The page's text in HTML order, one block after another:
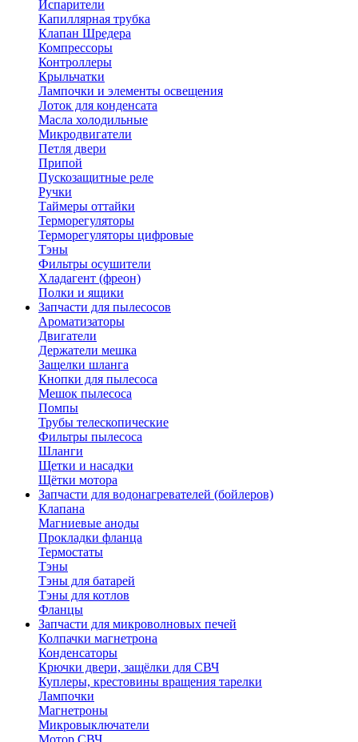
Испарители
Капиллярная трубка
Клапан Шредера
Компрессоры
Контроллеры
Крыльчатки
Лампочки и элементы освещения
Лоток для конденсата
Масла холодильные
Микродвигатели
Петля двери
Припой
Пускозащитные реле
Ручки
Таймеры оттайки
Терморегуляторы
Терморегуляторы цифровые
Тэны
Фильтры осушители
Хладагент (фреон)
Полки и ящики
Запчасти для пылесосов
Ароматизаторы
Двигатели
Держатели мешка
Защелки шланга
Кнопки для пылесоса
Мешок пылесоса
Помпы
Трубы телескопические
Фильтры пылесоса
Шланги
Щетки и насадки
Щётки мотора
Запчасти для водонагревателей (бойлеров)
Клапана
Магниевые аноды
Прокладки фланца
Термостаты
Тэны
Тэны для батарей
Тэны для котлов
Фланцы
Запчасти для микроволновых печей
Колпачки магнетрона
Конденсаторы
Крючки двери, защёлки для СВЧ
Куплеры, крестовины вращения тарелки
Лампочки
Магнетроны
Микровыключатели
Мотор СВЧ